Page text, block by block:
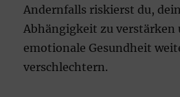
Andernfalls riskierst du,
Abhängigkeit zu verstärken
emotionale Gesundheit
verschlechtern.